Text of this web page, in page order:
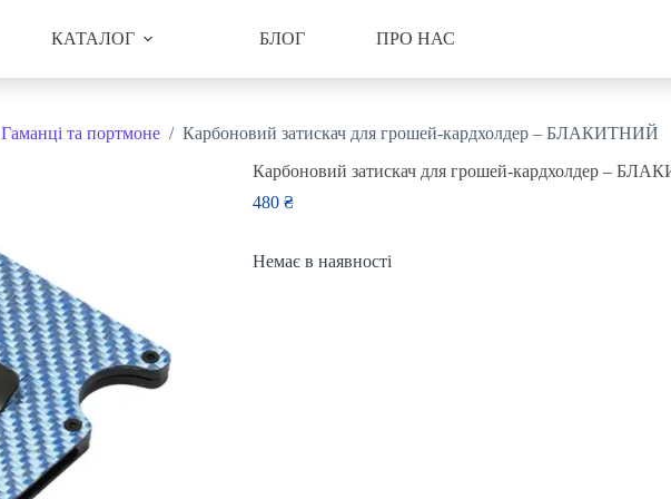
КАТАЛОГ БЛОГ ПРО НАС
Гаманці та портмоне / Карбоновий затискач для грошей-кардхолдер – БЛАКИТНИЙ
Карбоновий затискач для грошей-кардхолдер –
480 ₴
Немає в наявності